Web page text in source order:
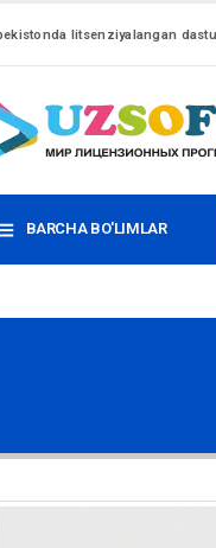
litsenziyalangan
BARCHA BO'LIMLAR